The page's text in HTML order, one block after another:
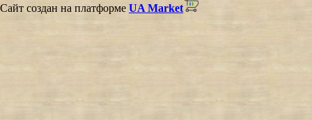
Сайт создан на платформе UA Market